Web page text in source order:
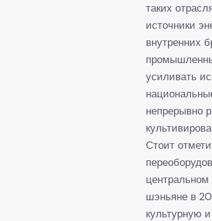
таких
источники
внутренних
усиливать
непрерывно
Стоит
шэньяне в
культурную